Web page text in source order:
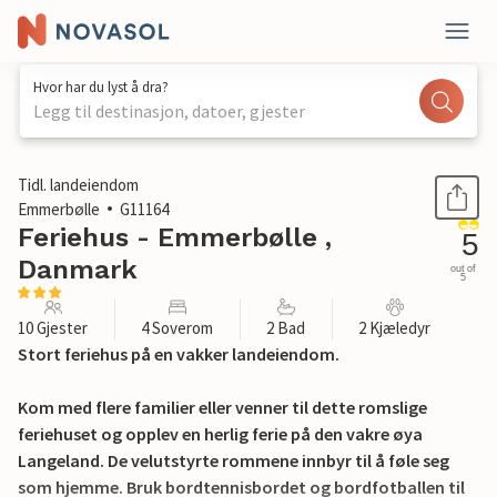
Hvor har du lyst å dra?
Legg til destinasjon, datoer, gjester
1 / 29
Tidl. landeiendom
Emmerbølle
G11164
Feriehus - Emmerbølle ,
Danmark
5
out of
5
10 Gjester 4 Soverom 2 Bad 2 Kjæledyr
Stort feriehus på en vakker landeiendom.
Kom med flere familier eller venner til dette romslige
feriehuset og opplev en herlig ferie på den vakre øya
Langeland. De velutstyrte rommene innbyr til å føle seg
som hjemme. Bruk bordtennisbordet og bordfotballen til